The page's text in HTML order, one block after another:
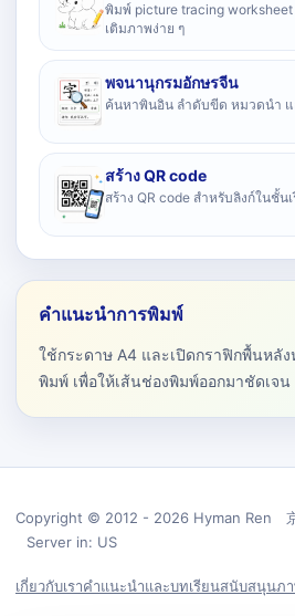
พิมพ์ picture tracing worksheet
เติมภาพง่าย ๆ
พจนานุกรมอักษรจีน
ค้นหาพินอิน ลำดับขีด หมวดนำ แ
สร้าง QR code
สร้าง QR code สำหรับลิงก์ในชั้น
คำแนะนำการพิมพ์
ใช้กระดาษ A4 และเปิดกราฟิกพื้นหลั
พิมพ์ เพื่อให้เส้นช่องพิมพ์ออกมาชัดเจน
Copyright © 2012 - 2026 Hyman Ren
Server in: US
เกี่ยวกับเราคำแนะนำและบทเรียนสนับสนุนภ